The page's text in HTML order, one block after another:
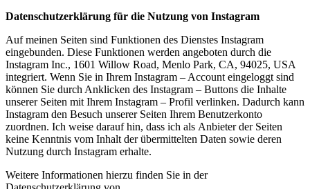
Datenschutzerklärung für die Nutzung von Instagram
Auf meinen Seiten sind Funktionen des Dienstes Instagram
eingebunden. Diese Funktionen werden angeboten durch die
Instagram Inc., 1601 Willow Road, Menlo Park, CA, 94025, USA
integriert. Wenn Sie in Ihrem Instagram – Account eingeloggt sind
können Sie durch Anklicken des Instagram – Buttons die Inhalte
unserer Seiten mit Ihrem Instagram – Profil verlinken. Dadurch kann
Instagram den Besuch unserer Seiten Ihrem Benutzerkonto
zuordnen. Ich weise darauf hin, dass ich als Anbieter der Seiten
keine Kenntnis vom Inhalt der übermittelten Daten sowie deren
Nutzung durch Instagram erhalte.
Weitere Informationen hierzu finden Sie in der